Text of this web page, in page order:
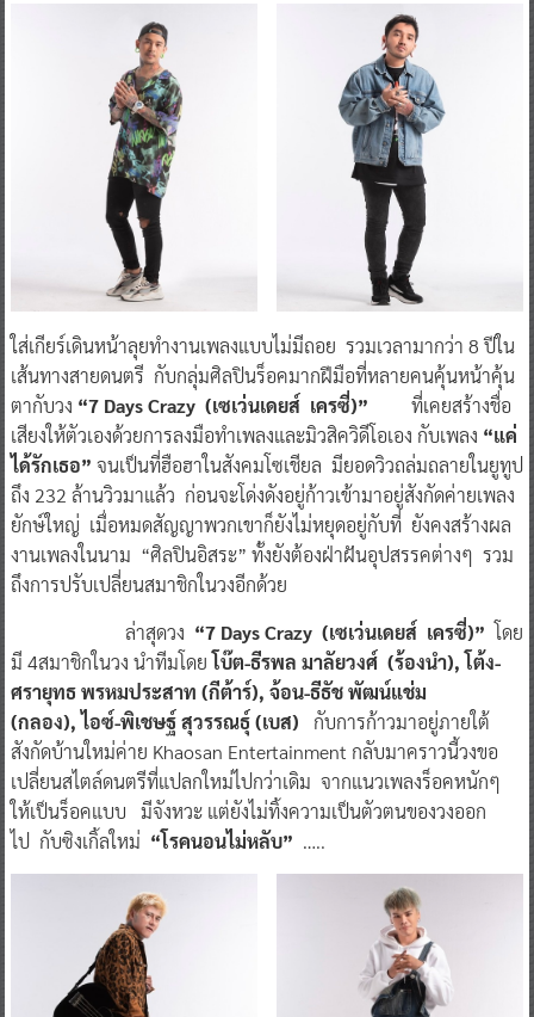
ใส่เกียร์เดินหน้าลุยทำงานเพลงแบบไม่มีถอย รวมเวลามากว่า 8 ปีใน
เส้นทางสายดนตรี กับกลุ่มศิลปินร็อคมากฝีมือที่หลายคนคุ้นหน้าคุ้น
ตากับวง “7 Days Crazy (เซเว่นเดยส์ เครซี่)” ที่เคยสร้างชื่อ
เสียงให้ตัวเองด้วยการลงมือทำเพลงและมิวสิควิดีโอเอง กับเพลง “แค่
ได้รักเธอ” จนเป็นที่ฮือฮาในสังคมโซเชียล มียอดวิวถล่มถลายในยูทูป
ถึง 232 ล้านวิวมาแล้ว ก่อนจะโด่งดังอยู่ก้าวเข้ามาอยู่สังกัดค่ายเพลง
ยักษ์ใหญ่ เมื่อหมดสัญญาพวกเขาก็ยังไม่หยุดอยู่กับที่ ยังคงสร้างผล
งานเพลงในนาม “ศิลปินอิสระ” ทั้งยังต้องฝ่าฝันอุปสรรคต่างๆ รวม
ถึงการปรับเปลี่ยนสมาชิกในวงอีกด้วย
ล่าสุดวง “7 Days Crazy (เซเว่นเดยส์ เครซี่)” โดย
มี 4สมาชิกในวง นำทีมโดย โบ๊ต-ธีรพล มาลัยวงศ์ (ร้องนำ), โต้ง-
ศรายุทธ พรหมประสาท (กีต้าร์), จ้อน-ธีธัช พัฒน์แช่ม
(กลอง), ไอซ์-พิเชษฐ์ สุวรรณธุ์ (เบส) กับการก้าวมาอยู่ภายใต้
สังกัดบ้านใหม่ค่าย Khaosan Entertainment กลับมาคราวนี้วงขอ
เปลี่ยนสไตล์ดนตรีที่แปลกใหม่ไปกว่าเดิม จากแนวเพลงร็อคหนักๆ
ให้เป็นร็อคแบบ มีจังหวะ แต่ยังไม่ทิ้งความเป็นตัวตนของวงออก
ไป กับซิงเกิ้ลใหม่ “โรคนอนไม่หลับ” …..